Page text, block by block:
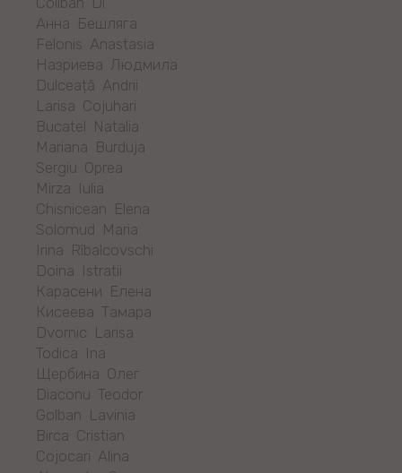
Анна Бешляга
Felonis Anastasia
Назриева Людмила
Dulceață Andrii
Larisa Cojuhari
Bucatel Natalia
Mariana Burduja
Sergiu Oprea
Mirza Iulia
Chisnicean Elena
Solomud Maria
Irina Rîbalcovschi
Doina Istratii
Карасени Елена
Кисеева Тамара
Dvornic Larisa
Todica Ina
Щербина Олег
Diaconu Teodor
Golban Lavinia
Birca Cristian
Cojocari Alina